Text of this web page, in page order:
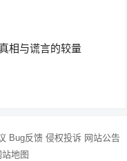
相与谎言的较量
Bug反馈 侵权投诉 网站公告
站地图